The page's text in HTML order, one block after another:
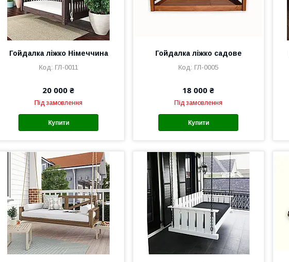
Гойдалка ліжко Німеччина
ГЛ-0011
20 000 ₴
Під замовлення
Купити
Гойдалка ліжко садове
ГЛ-0005
18 000 ₴
Під замовлення
Купити